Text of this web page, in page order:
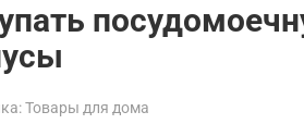
Товары для дома